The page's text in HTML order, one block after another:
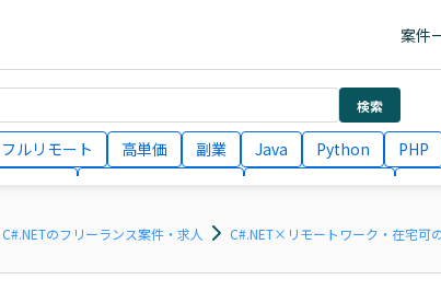
案件
検索
フルリモート 高単価 副業 Java Python PHP
月収100万円 業務委託
C#.NETのフリーランス案件・求人 C#.NET×リモートワーク・在宅可